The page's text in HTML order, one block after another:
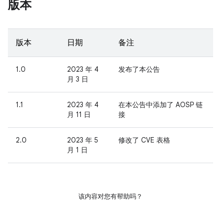
版本
版本 日期 备注
1.0
2023 年 4
月 3 日
发布了本公告
1.1
2023 年 4
月 11 日
在本公告中添加了 AOSP 链
接
2.0
2023 年 5
月 1 日
修改了 CVE 表格
该内容对您有帮助吗？